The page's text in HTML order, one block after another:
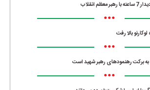
انقلاب
•••
بالا رفت
•••
به برکت رهنمودهای رهبر شهید است
•••